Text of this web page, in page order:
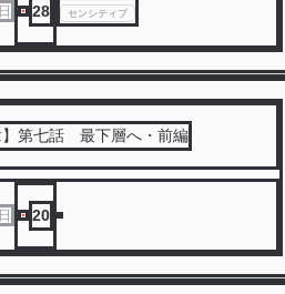
28 センシティブ
】第七話 最下層へ・前編
20